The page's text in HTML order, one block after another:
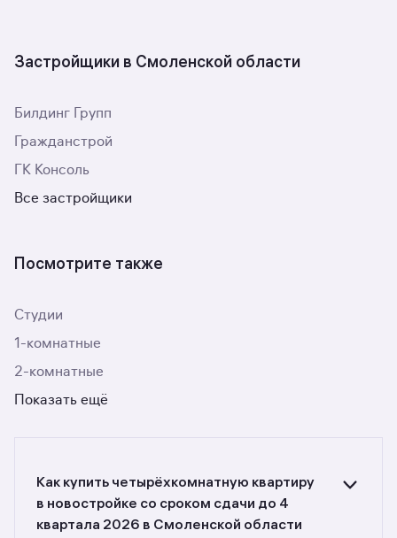
Застройщики в Смоленской области
Билдинг Групп
Гражданстрой
ГК Консоль
Все застройщики
Посмотрите также
Студии
1-комнатные
2-комнатные
Показать ещё
Как купить четырёхкомнатную квартиру
в новостройке со сроком сдачи до 4
квартала 2026 в Смоленской области